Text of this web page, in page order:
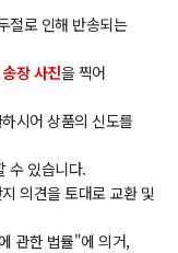
절로 인해 반송되는
장 사진을 찍어
시어 상품의 신도를
수 있습니다.
의견을 토대로 교환 및
관한 법률"에 의거,